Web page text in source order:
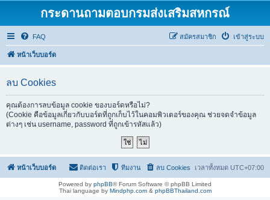
กระดานถามตอบกรมส่งเสริมสหกรณ์
FAQ เข้าสู่ระบบ
สมัครสมาชิก
หน้าเว็บบอร์ด
ลบ Cookies
คุณต้องการลบข้อมูล cookie ของบอร์ดหรือไม่?
(Cookie คือข้อมูลเกี่ยวกับบอร์ดที่ถูกเก็บไว้ในคอมพิวเตอร์ของคุณ ช่วยจดจำข้อมูล
ต่างๆ เช่น username, password ที่ถูกเข้ารหัสแล้ว)
หน้าเว็บบอร์ด เวลาทั้งหมด UTC+07:00
ลบ Cookies
ทีมงาน
ติดต่อเรา
Powered by phpBB® Forum Software © phpBB Limited
Thai language by Mindphp.com& phpBBThailand.com